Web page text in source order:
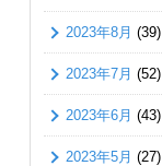
2023年8月 (39)
2023年7月 (52)
2023年6月 (43)
2023年5月 (27)